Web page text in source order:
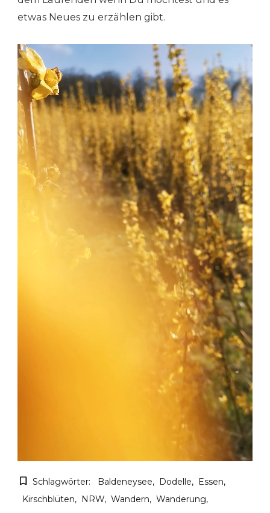
etwas Neues zu erzählen gibt.
Schlagwörter: Baldeneysee Dodelle
Essen
Kirschblüten
NRW Wandern Wanderung